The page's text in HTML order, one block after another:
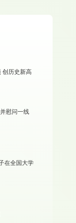
华农获广东省哲社优秀成果奖17项 创历史新高
慰问一线
在全国大学